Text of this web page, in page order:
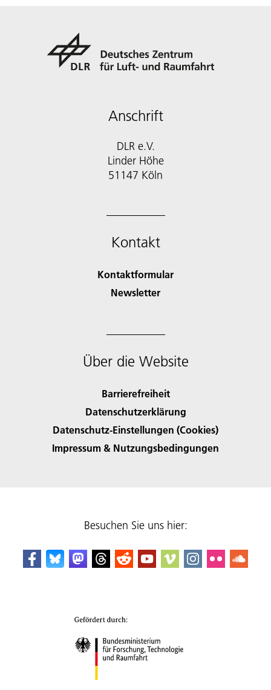
Anschrift
DLR e.V.
Linder Höhe
51147 Köln
Kontakt
Kontaktformular
Newsletter
Über die Website
Barrierefreiheit
Datenschutzerklärung
Datenschutz-Einstellungen (Cookies)
Impressum & Nutzungsbedingungen
Besuchen Sie uns hier: